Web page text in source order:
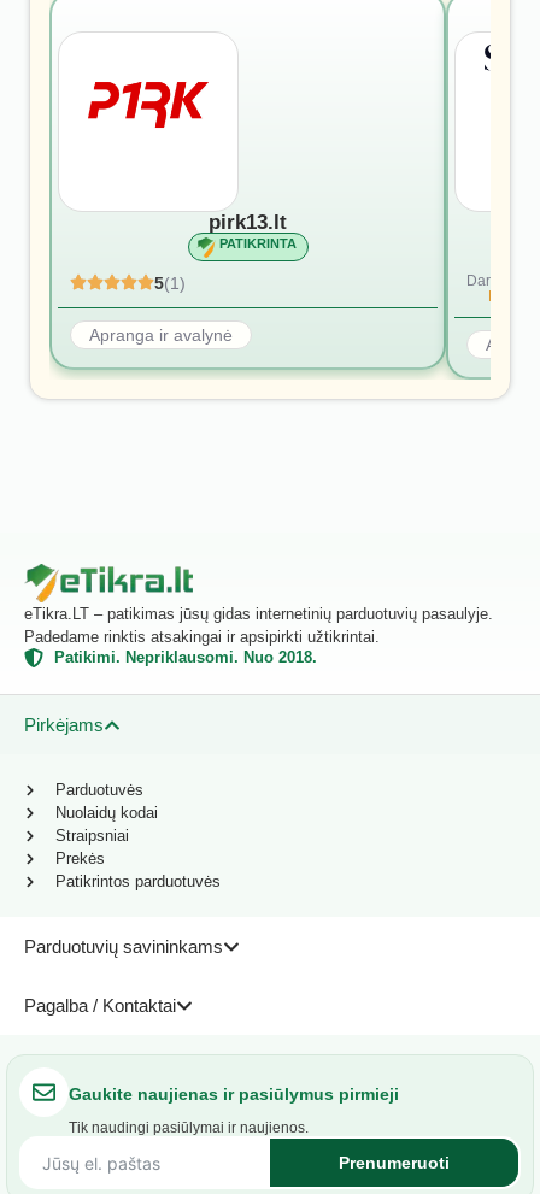
pirk13.lt
PATIKRINTA
5(1)
Apranga ir avalynė
Dar nėra
eTikra.LT – patikimas jūsų gidas internetinių parduotuvių pasaulyje.
Padedame rinktis atsakingai ir apsipirkti užtikrintai.
Patikimi. Nepriklausomi. Nuo 2018.
Pirkėjams
Parduotuvių savininkams
Pagalba / Kontaktai
Parduotuvės
Nuolaidų kodai
Straipsniai
Prekės
Patikrintos parduotuvės
Gaukite naujienas ir pasiūlymus pirmieji
Tik naudingi pasiūlymai ir naujienos.
Prenumeruoti